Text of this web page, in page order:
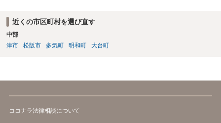
近くの市区町村を選び直す
中部
津市
松阪市 多気町 明和町 大台町
ココナラ法律相談について